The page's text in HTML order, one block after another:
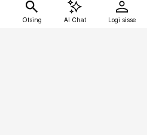
Otsing AI Chat Logi sisse